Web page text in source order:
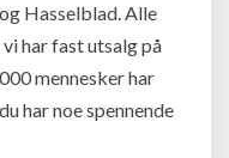
Hasselblad. Alle
har fast utsalg på
mennesker har
har noe spennende